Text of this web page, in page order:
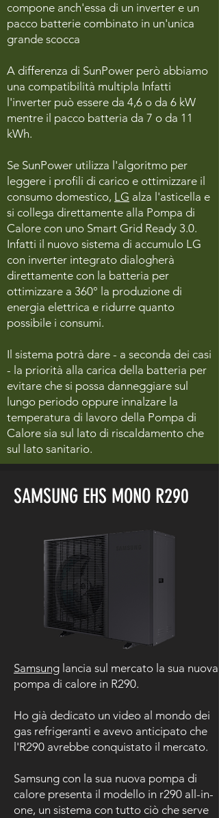
compone anch'essa di un inverter e un
pacco batterie combinato in un'unica
grande scocca
A differenza di SunPower però abbiamo
una compatibilità multipla Infatti
l'inverter può essere da 4,6 o da 6 kW
mentre il pacco batteria da 7 o da 11
kWh.
Se SunPower utilizza l'algoritmo per
leggere i profili di carico e ottimizzare il
consumo domestico, LG alza l'asticella e
si collega direttamente alla Pompa di
Calore con uno Smart Grid Ready 3.0.
Infatti il nuovo sistema di accumulo LG
con inverter integrato dialogherà
direttamente con la batteria per
ottimizzare a 360° la produzione di
energia elettrica e ridurre quanto
possibile i consumi.
Il sistema potrà dare - a seconda dei casi
- la priorità alla carica della batteria per
evitare che si possa danneggiare sul
lungo periodo oppure innalzare la
temperatura di lavoro della Pompa di
Calore sia sul lato di riscaldamento che
sul lato sanitario.
SAMSUNG EHS MONO R290
Samsung lancia sul mercato la sua nuova
pompa di calore in R290.
Ho già dedicato un video al mondo dei
gas refrigeranti e avevo anticipato che
l'R290 avrebbe conquistato il mercato.
Samsung con la sua nuova pompa di
calore presenta il modello in r290 all-in-
one, un sistema con tutto ciò che serve